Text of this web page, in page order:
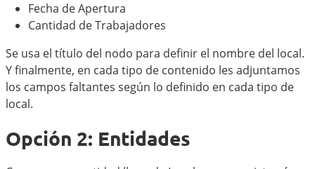
Fecha de Apertura
Cantidad de Trabajadores
Se usa el título del nodo para definir el nombre del local.
Y finalmente, en cada tipo de contenido les adjuntamos
los campos faltantes según lo definido en cada tipo de
local.
Opción 2: Entidades